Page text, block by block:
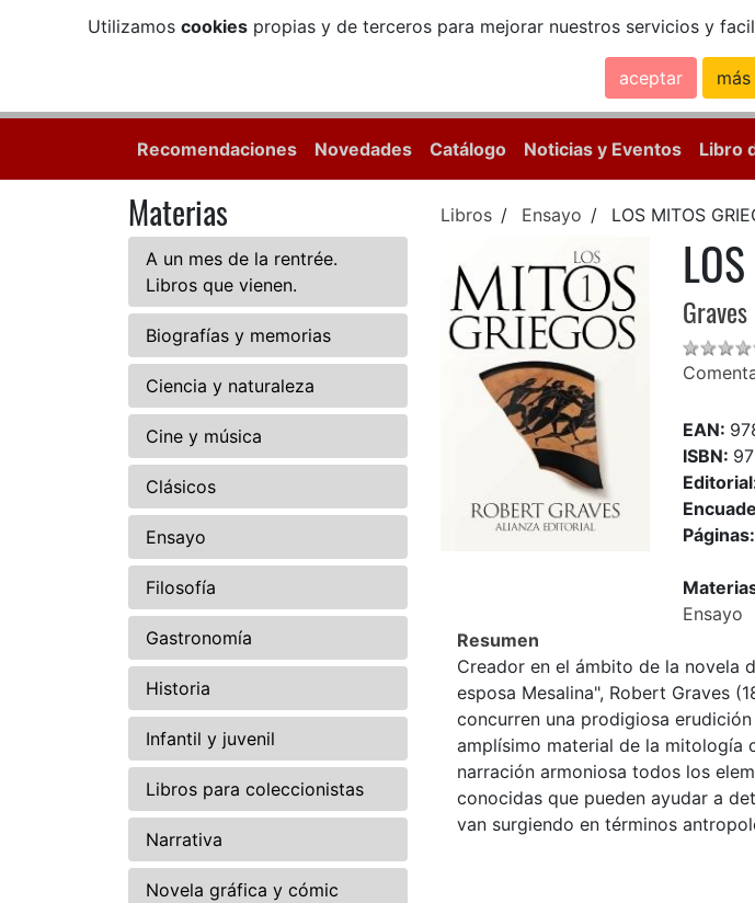
Utilizamos cookiespropias y de terceros para mejorar nuestros servicios y
aceptar
Recomendaciones Novedades Catálogo Noticias y Eventos Libro
Materias
A un mes de la rentrée.
Libros que vienen.
Biografías y memorias
Ciencia y naturaleza
Cine y música
Clásicos
Ensayo
Filosofía
Gastronomía
Historia
Infantil y juvenil
Libros para coleccionistas
Narrativa
Novela gráfica y cómic
Libros Ensayo LOS MITOS
EAN:
ISBN:
Páginas:
Ensayo
Resumen
Creador en el ámbito de la novela
esposa Mesalina", Robert Graves
concurren una prodigiosa
amplísimo material de la mitología
narración armoniosa todos los
conocidas que pueden ayudar a
van surgiendo en términos